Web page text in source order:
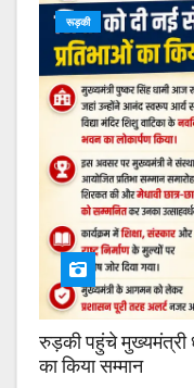
रूड़की
रुड़की पहुंचे मुख्यमंत्री
का किया सम्मान